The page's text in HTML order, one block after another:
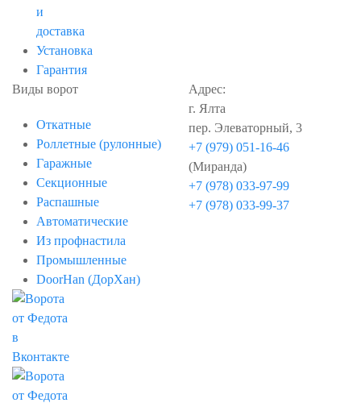
и
доставка
Установка
Гарантия
Виды ворот
Откатные
Роллетные (рулонные)
Гаражные
Секционные
Распашные
Автоматические
Из профнастила
Промышленные
DoorHan (ДорХан)
Адрес:
г. Ялта
пер. Элеваторный, 3
+7 (979) 051-16-46
(Миранда)
+7 (978) 033-97-99
+7 (978) 033-99-37